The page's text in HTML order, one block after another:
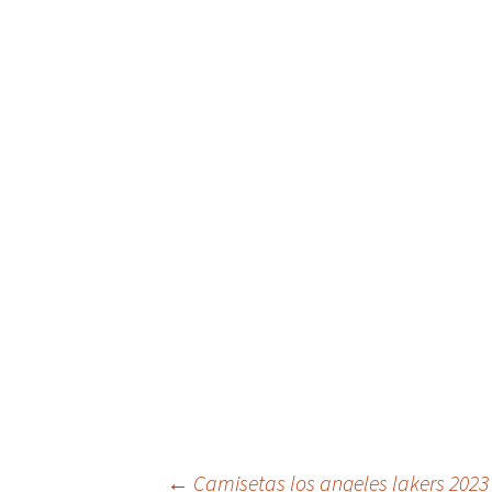
← Camisetas los angeles lakers 2023